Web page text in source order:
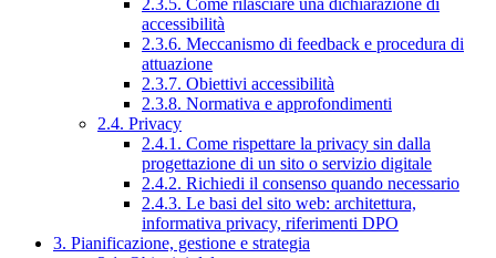
accessibilità
2.3.6. Meccanismo di feedback e procedura di
attuazione
2.3.7. Obiettivi accessibilità
2.3.8. Normativa e approfondimenti
2.4. Privacy
2.4.1. Come rispettare la privacy sin dalla
progettazione di un sito o servizio digitale
2.4.2. Richiedi il consenso quando necessario
2.4.3. Le basi del sito web: architettura,
informativa privacy, riferimenti DPO
3. Pianificazione, gestione e strategia